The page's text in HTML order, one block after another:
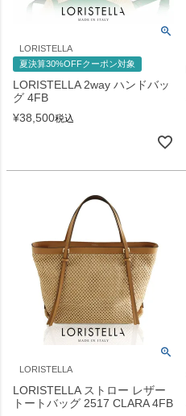
LORISTELLA
夏決算30%OFFクーポン対象
LORISTELLA 2way ハンドバッ
グ 4FB
¥38,500税込
LORISTELLA
LORISTELLA ストロー レザー
トートバッグ 2517 CLARA 4FB